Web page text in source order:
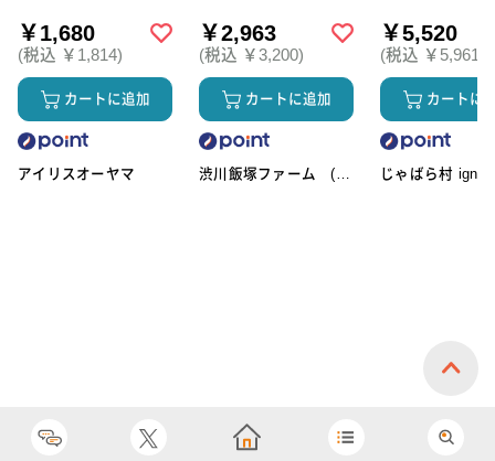
￥1,680
(税込 ￥1,814)
カートに追加
アイリスオーヤマ
￥2,963
(税込 ￥3,200)
カートに追加
渋川飯塚ファーム (ア
￥5,520
(税込 ￥5,961)
カートに
じゃばら村